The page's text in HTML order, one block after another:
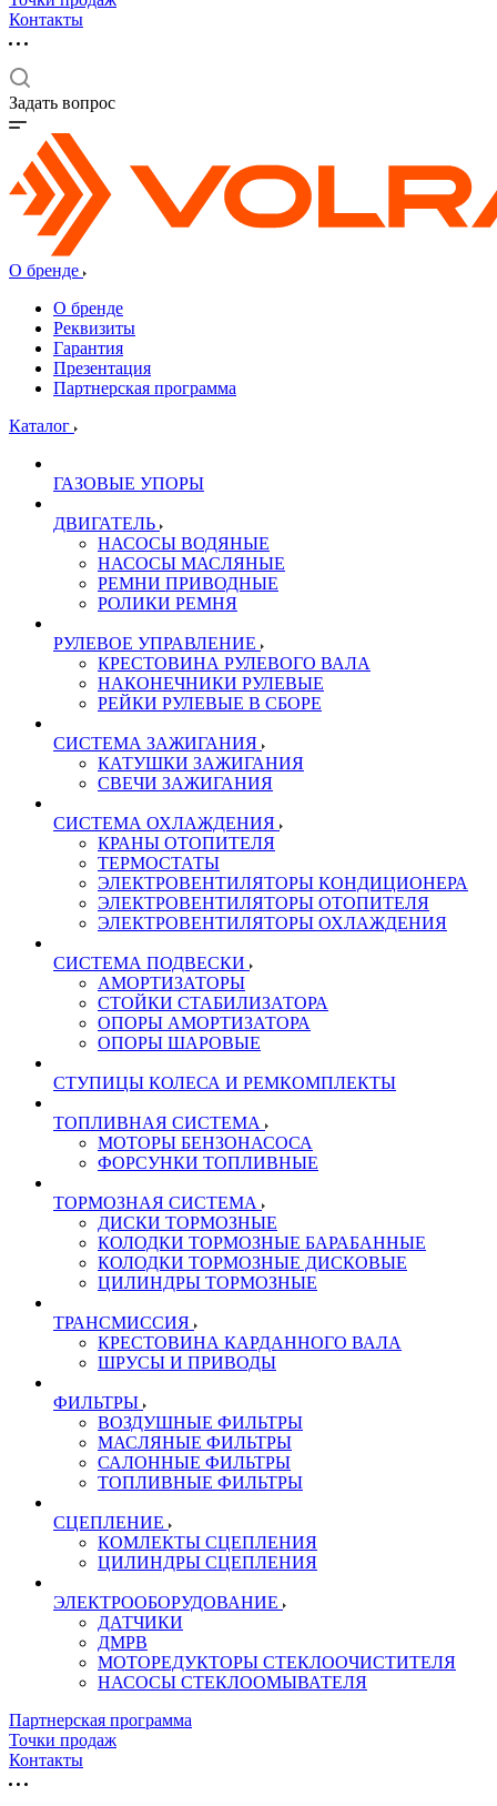
Контакты
Задать вопрос
О бренде
О бренде
Реквизиты
Гарантия
Презентация
Партнерская программа
Каталог
ГАЗОВЫЕ УПОРЫ
ДВИГАТЕЛЬ
НАСОСЫ ВОДЯНЫЕ
НАСОСЫ МАСЛЯНЫЕ
РЕМНИ ПРИВОДНЫЕ
РОЛИКИ РЕМНЯ
РУЛЕВОЕ УПРАВЛЕНИЕ
КРЕСТОВИНА РУЛЕВОГО ВАЛА
НАКОНЕЧНИКИ РУЛЕВЫЕ
РЕЙКИ РУЛЕВЫЕ В СБОРЕ
СИСТЕМА ЗАЖИГАНИЯ
КАТУШКИ ЗАЖИГАНИЯ
СВЕЧИ ЗАЖИГАНИЯ
СИСТЕМА ОХЛАЖДЕНИЯ
КРАНЫ ОТОПИТЕЛЯ
ТЕРМОСТАТЫ
ЭЛЕКТРОВЕНТИЛЯТОРЫ КОНДИЦИОНЕРА
ЭЛЕКТРОВЕНТИЛЯТОРЫ ОТОПИТЕЛЯ
ЭЛЕКТРОВЕНТИЛЯТОРЫ ОХЛАЖДЕНИЯ
СИСТЕМА ПОДВЕСКИ
АМОРТИЗАТОРЫ
СТОЙКИ СТАБИЛИЗАТОРА
ОПОРЫ АМОРТИЗАТОРА
ОПОРЫ ШАРОВЫЕ
СТУПИЦЫ КОЛЕСА И РЕМКОМПЛЕКТЫ
ТОПЛИВНАЯ СИСТЕМА
МОТОРЫ БЕНЗОНАСОСА
ФОРСУНКИ ТОПЛИВНЫЕ
ТОРМОЗНАЯ СИСТЕМА
ДИСКИ ТОРМОЗНЫЕ
КОЛОДКИ ТОРМОЗНЫЕ БАРАБАННЫЕ
КОЛОДКИ ТОРМОЗНЫЕ ДИСКОВЫЕ
ЦИЛИНДРЫ ТОРМОЗНЫЕ
ТРАНСМИССИЯ
КРЕСТОВИНА КАРДАННОГО ВАЛА
ШРУСЫ И ПРИВОДЫ
ФИЛЬТРЫ
ВОЗДУШНЫЕ ФИЛЬТРЫ
МАСЛЯНЫЕ ФИЛЬТРЫ
САЛОННЫЕ ФИЛЬТРЫ
ТОПЛИВНЫЕ ФИЛЬТРЫ
СЦЕПЛЕНИЕ
КОМЛЕКТЫ СЦЕПЛЕНИЯ
ЦИЛИНДРЫ СЦЕПЛЕНИЯ
ЭЛЕКТРООБОРУДОВАНИЕ
ДАТЧИКИ
ДМРВ
МОТОРЕДУКТОРЫ СТЕКЛООЧИСТИТЕЛЯ
НАСОСЫ СТЕКЛООМЫВАТЕЛЯ
Партнерская программа
Точки продаж
Контакты